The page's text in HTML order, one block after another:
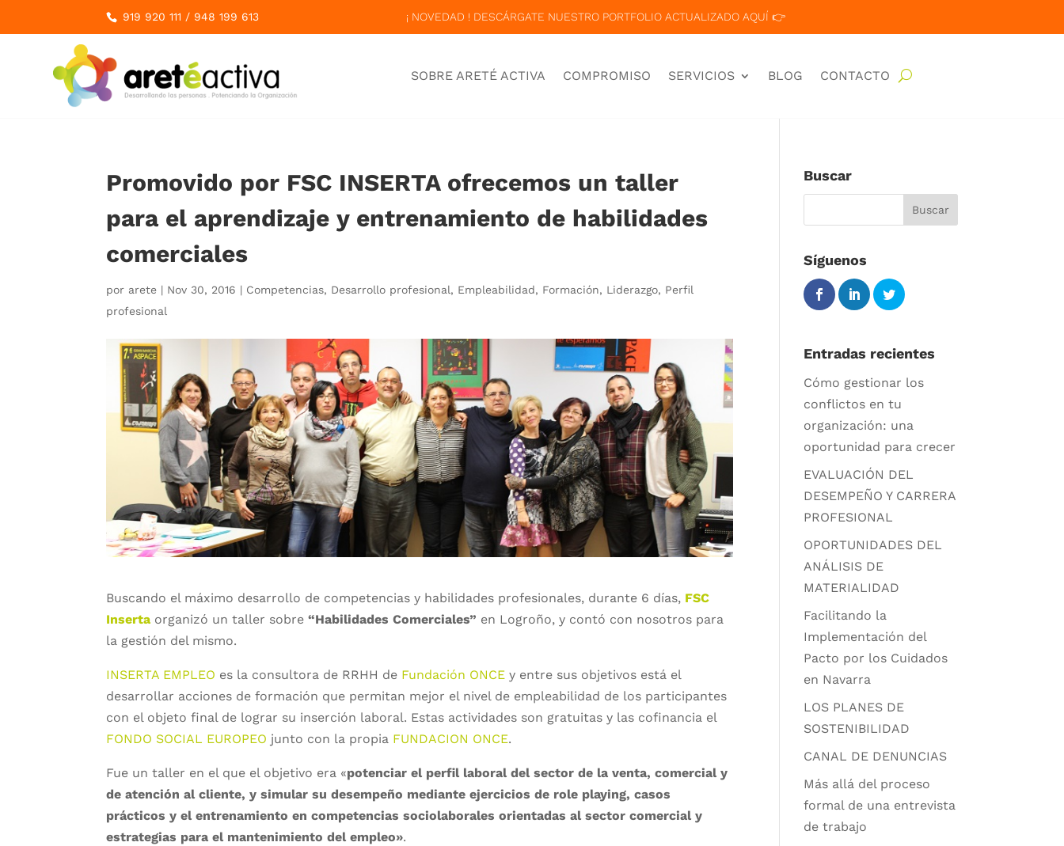
919 920 111 / 948 199 613 ¡ NOVEDAD ! DESCÁRGATE NUESTRO PORTFOLIO ACTUALIZADO AQUÍ 👉
SOBRE ARETÉ ACTIVA COMPROMISO SERVICIOS BLOG CONTACTO
Promovido por FSC INSERTA ofrecemos un taller
para el aprendizaje y entrenamiento de habilidades
comerciales
por arete | Nov 30, 2016 | Competencias, Desarrollo profesional, Empleabilidad, Formación, Liderazgo, Perfil
profesional
Buscando el máximo desarrollo de competencias y habilidades profesionales, durante 6 días, FSC
Inserta organizó un taller sobre“Habilidades Comerciales” en Logroño, y contó con nosotros para
la gestión del mismo.
INSERTA EMPLEO es la consultora de RRHH de Fundación ONCE y entre sus objetivos está el
desarrollar acciones de formación que permitan mejor el nivel de empleabilidad de los participantes
con el objeto final de lograr su inserción laboral. Estas actividades son gratuitas y las cofinancia el
FONDO SOCIAL EUROPEO junto con la propia FUNDACION ONCE.
Fue un taller en el que el objetivo era «potenciar el perfil laboral del sector de la venta, comercial y
de atención al cliente, y simular su desempeño mediante ejercicios de role playing, casos
prácticos y el entrenamiento en competencias sociolaborales orientadas al sector comercial y
estrategias para el mantenimiento del empleo».
Buscar
Síguenos
Entradas recientes
Cómo gestionar los
conflictos en tu
organización: una
oportunidad para crecer
EVALUACIÓN DEL
DESEMPEÑO Y CARRERA
PROFESIONAL
OPORTUNIDADES DEL
ANÁLISIS DE
MATERIALIDAD
Facilitando la
Implementación del
Pacto por los Cuidados
en Navarra
LOS PLANES DE
SOSTENIBILIDAD
CANAL DE DENUNCIAS
Más allá del proceso
formal de una entrevista
de trabajo